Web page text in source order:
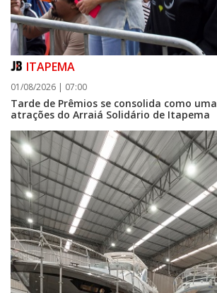
ITAPEMA
01/08/2026 | 07:00
Tarde de Prêmios se consolida como
atrações do Arraiá Solidário de Itapema